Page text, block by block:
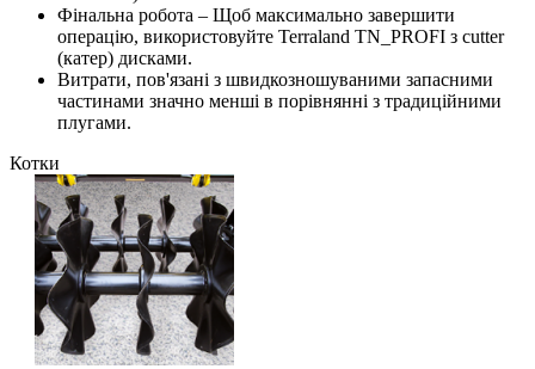
Фінальна робота – Щоб максимально завершити
операцію, використовуйте Terraland TN_PROFI з cutter
(катер) дисками.
Витрати, пов'язані з швидкозношуваними запасними
частинами значно менші в порівнянні з традиційними
плугами.
Котки